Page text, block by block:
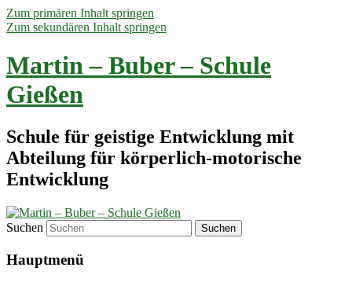
Zum primären Inhalt springen
Zum sekundären Inhalt springen
Martin – Buber – Schule
Gießen
Schule für geistige Entwicklung mit
Abteilung für körperlich-motorische
Entwicklung
Suchen
Hauptmenü